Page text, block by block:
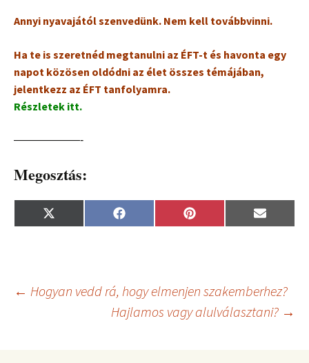
Annyi nyavajától szenvedünk. Nem kell továbbvinni.
Ha te is szeretnéd megtanulni az ÉFT-t és havonta egy
napot közösen oldódni az élet összes témájában,
jelentkezz az ÉFT tanfolyamra.
Részletek itt.
——————-
Megosztás:
Share
on
X
(
e
Share
on
F
a
o
k
Share
on
P
i
s
Share
on
E
m
Bejegyzés
← Hogyan vedd rá, hogy elmenjen szakemberhez?
Hajlamos vagy alulválasztani? →